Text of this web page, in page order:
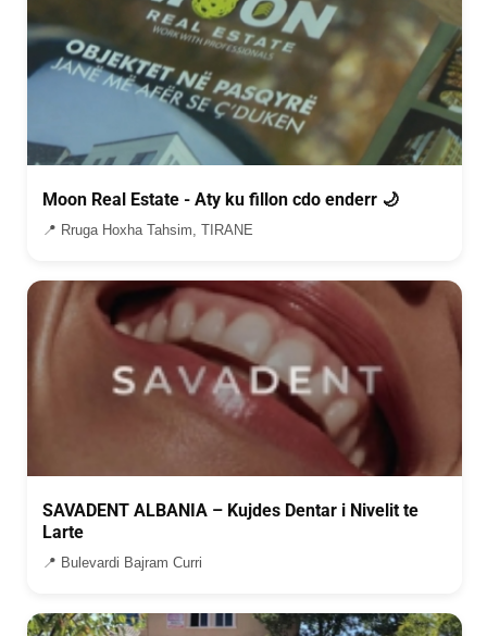
Moon Real Estate - Aty ku fillon cdo enderr 🌙
📍 Rruga Hoxha Tahsim, TIRANE
SAVADENT ALBANIA – Kujdes Dentar i Nivelit te
Larte
📍 Bulevardi Bajram Curri